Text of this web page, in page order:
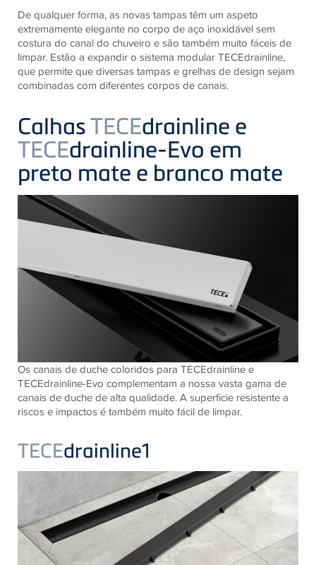
De qualquer forma, as novas tampas têm um aspeto
extremamente elegante no corpo de aço inoxidável sem
costura do canal do chuveiro e são também muito fáceis de
limpar. Estão a expandir o sistema modular TECEdrainline,
que permite que diversas tampas e grelhas de design sejam
combinadas com diferentes corpos de canais.
CalhasTECEdrainline e
TECEdrainline-Evo em
preto mate e branco mate
Os canais de duche coloridos para TECEdrainline e
TECEdrainline-Evo complementam a nossa vasta gama de
canais de duche de alta qualidade. A superfície resistente a
riscos e impactos é também muito fácil de limpar.
TECEdrainline1